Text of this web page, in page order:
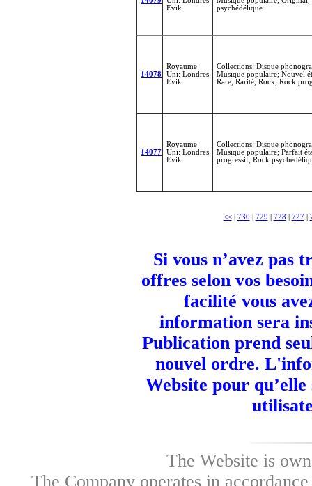
Evik
psychédélique
14078
Royaume
Uni: Londres
Evik
Collections; Disque
Musique populaire; Nouvel
Rare; Rarité; Rock; Rock
14077
Royaume
Uni: Londres
Evik
Collections; Disque
Musique populaire; Parfait
progressif; Rock
<<| 730 729 728 727|
Si vous n’avez pas
offres selon vos
facilité vous
information sera
Publication prend
nouvel ordre.
Website pour
The Website is
The Company operates in